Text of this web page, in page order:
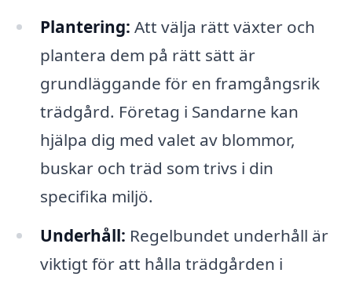
Plantering: Att välja rätt växter och
plantera dem på rätt sätt är
grundläggande för en framgångsrik
trädgård. Företag i Sandarne kan
hjälpa dig med valet av blommor,
buskar och träd som trivs i din
specifika miljö.
Underhåll: Regelbundet underhåll är
viktigt för att hålla trädgården i